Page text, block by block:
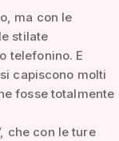
ma con le
stilate
telefonino. E
capiscono molti
fosse totalmente
che con le ture